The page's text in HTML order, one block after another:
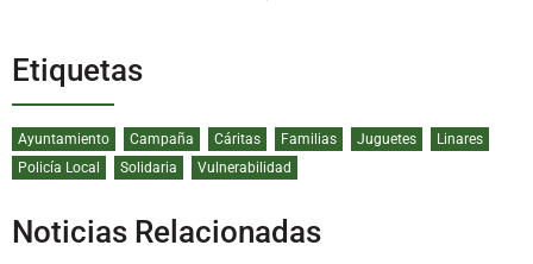
Etiquetas
Ayuntamiento Campaña Cáritas Familias Juguetes
Linares
Policía Local
Solidaria Vulnerabilidad
Noticias Relacionadas